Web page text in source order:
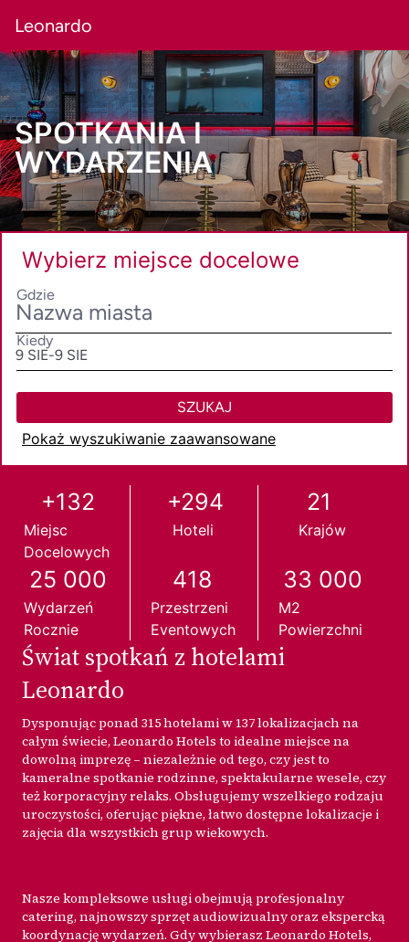
Leonardo
SPOTKANIA I
WYDARZENIA
Wybierz miejsce docelowe
Gdzie
Kiedy
SelectDate
9 SIE-9 SIE
SZUKAJ
Pokaż wyszukiwanie zaawansowane
Świat spotkań z hotelami
Leonardo
Dysponując ponad 315 hotelami w 137 lokalizacjach na
całym świecie, Leonardo Hotels to idealne miejsce na
dowolną imprezę – niezależnie od tego, czy jest to
kameralne spotkanie rodzinne, spektakularne wesele, czy
też korporacyjny relaks. Obsługujemy wszelkiego rodzaju
uroczystości, oferując piękne, łatwo dostępne lokalizacje i
zajęcia dla wszystkich grup wiekowych.
Nasze kompleksowe usługi obejmują profesjonalny
catering, najnowszy sprzęt audiowizualny oraz ekspercką
koordynację wydarzeń. Gdy wybierasz Leonardo Hotels,
21
Krajów
+294
Hoteli
+132
Miejsc
Docelowych
33 000
M2
Powierzchni
418
Przestrzeni
Eventowych
25 000
Wydarzeń
Rocznie